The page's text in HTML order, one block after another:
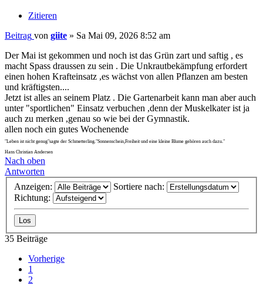
Zitieren
Beitrag von giite » Sa Mai 09, 2026 8:52 am
Der Mai ist gekommen und noch ist das Grün zart und saftig , es
macht Spass draussen zu sein . Die Unkrautbekämpfung erfordert
einen hohen Krafteinsatz ,es wächst von allen Pflanzen am besten
und kräftigsten....
Jetzt ist alles an seinem Platz . Die Gartenarbeit kann man aber auch
unter "sportlichen" Einsatz verbuchen ,denn der Muskelkater ist ja
auch zu merken ,genau so wie bei der Gymnastik.
allen noch ein gutes Wochenende
"Leben ist nicht genug"sagte der Schmetterling."Sonnenschein,Freiheit und eine kleine Blume gehören auch dazu."
Hans Christian Andersen
Nach oben
Antworten
Anzeigen:
Sortiere nach:
Richtung:
35 Beiträge
Vorherige
1
2